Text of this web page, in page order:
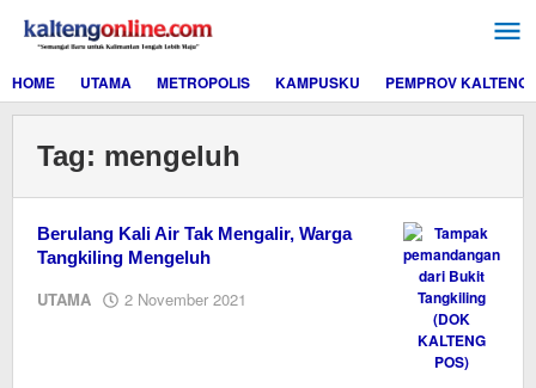
konten
HOME
UTAMA METROPOLIS KAMPUSKU PEMPROV KALTENG
Tag: mengeluh
Berulang Kali Air Tak Mengalir, Warga
Tangkiling Mengeluh
UTAMA 2 November 2021